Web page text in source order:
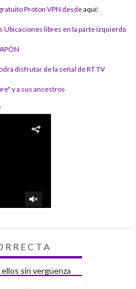
Proton VPN desdeaquí:
Ubicaciones libres en la parte izquierda
disfrutar de la señal de RT TV
y a sus ancestros